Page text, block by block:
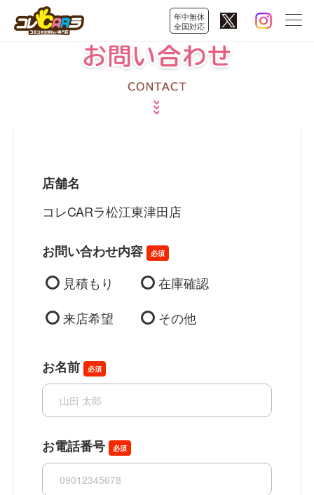
年中無休
全国対応
店舗名
コレCARラ松江東津田店
お問い合わせ内容 必須
見積もり
在庫確認
来店希望
その他
お名前 必須
お電話番号 必須